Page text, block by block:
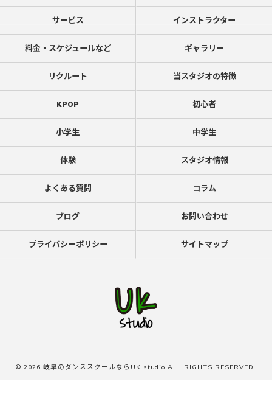
サービス インストラクター
料金・スケジュールなど ギャラリー
リクルート 当スタジオの特徴
KPOP 初心者
小学生 中学生
体験 スタジオ情報
よくある質問 コラム
ブログ お問い合わせ
プライバシーポリシー サイトマップ
© 2026 岐阜のダンススクールならUK studio ALL RIGHTS RESERVED.